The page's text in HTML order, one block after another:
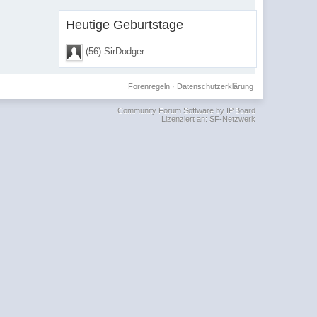
Heutige Geburtstage
(56) SirDodger
Datenschutzerklärung
Forenregeln·
Community Forum Software by IP.Board
Lizenziert an: SF-Netzwerk